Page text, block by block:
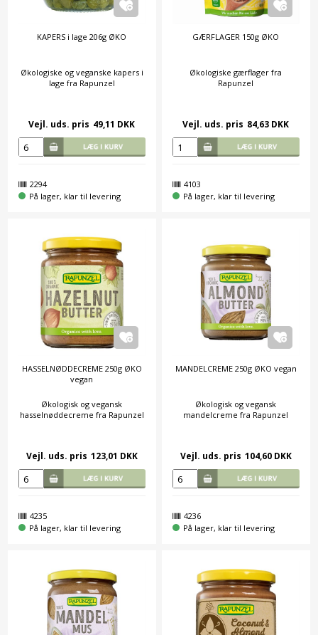
KAPERS i lage 206g ØKO
Økologiske og veganske kapers i
lage fra Rapunzel
Vejl. uds. pris 49,11 DKK
2294
På lager, klar til levering
GÆRFLAGER 150g ØKO
Økologiske gærflager fra
Rapunzel
Vejl. uds. pris 84,63 DKK
4103
På lager, klar til levering
HASSELNØDDECREME 250g ØKO
vegan
Økologisk og vegansk
hasselnøddecreme fra Rapunzel
Vejl. uds. pris 123,01 DKK
4235
På lager, klar til levering
MANDELCREME 250g ØKO vegan
Økologisk og vegansk
mandelcreme fra Rapunzel
Vejl. uds. pris 104,60 DKK
4236
På lager, klar til levering